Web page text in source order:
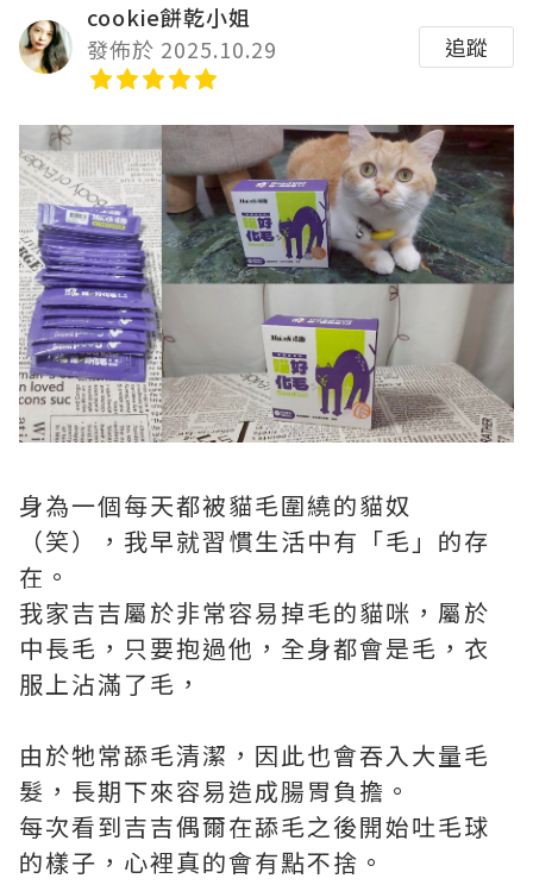
cookie餅乾小姐
發佈於 2025.10.29
追蹤
身為一個每天都被貓毛圍繞的貓奴
（笑），我早就習慣生活中有「毛」的存
在。
我家吉吉屬於非常容易掉毛的貓咪，屬於
中長毛，只要抱過他，全身都會是毛，衣
服上沾滿了毛，
由於牠常舔毛清潔，因此也會吞入大量毛
髮，長期下來容易造成腸胃負擔。
每次看到吉吉偶爾在舔毛之後開始吐毛球
的樣子，心裡真的會有點不捨。